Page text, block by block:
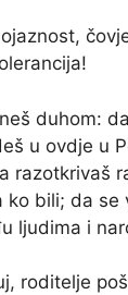
duhom:
u ovdje u
razotkrivaš
bili; da
ljudima i
roditelje